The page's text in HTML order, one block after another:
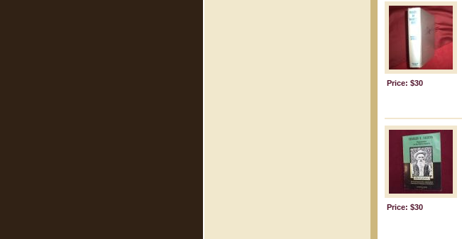
Price: $30
Price: $30